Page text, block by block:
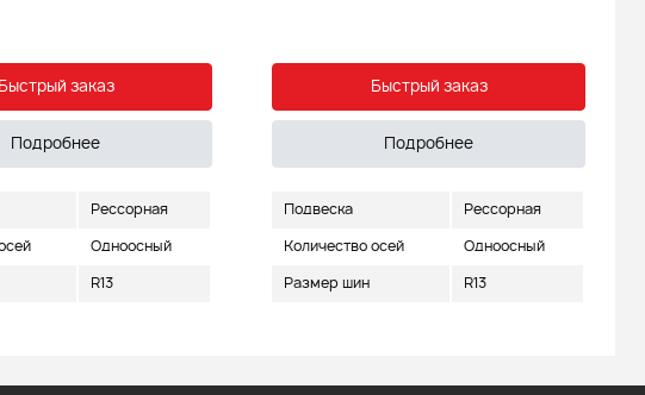
Быстрый заказ
Подробнее
Рессорная
Одноосный
R13
Быстрый заказ
Подробнее
Подвеска Рессорная
Количество осей Одноосный
Размер шин R13